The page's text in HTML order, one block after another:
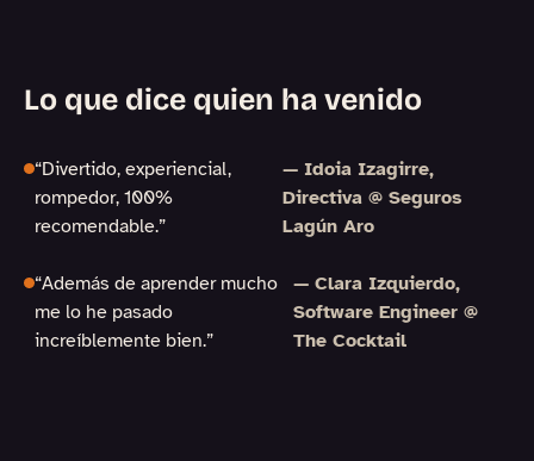
Lo que dice quien ha venido
“Divertido, experiencial,
rompedor, 100%
recomendable.”
— Idoia Izagirre,
Directiva @ Seguros
Lagún Aro
“Además de aprender mucho
me lo he pasado
increíblemente bien.”
— Clara Izquierdo,
Software Engineer @
The Cocktail